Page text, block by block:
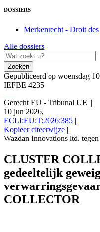
DOSSIERS
Merkenrecht - Droit des
Alle dossiers
Zoeken
Gepubliceerd op woensdag
IEFBE 4235
Gerecht EU - Tribunal UE ||
10 jun 2026,
ECLI:EU:T:2026:385 ||
Kopieer citeerwijze ||
Wazdan Innovations ltd.
ECLI:EU:T:2026:385
Push Gaming Product ltd.),
delex.cshark.nl/artikelen/
geweigerd-wegens-
CLUSTER
gedeeltelijk
COLLECTOR